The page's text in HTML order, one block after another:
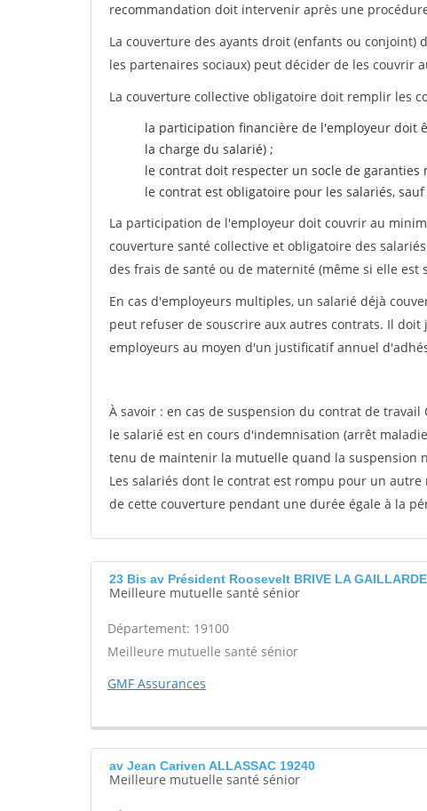
recommandation doit intervenir après une
La couverture des ayants droit (enfants ou
les partenaires sociaux) peut décider de les couvrir
La couverture collective obligatoire doit remplir les
la participation financière de l'employeur doit
la charge du salarié) ;
le contrat doit respecter un socle de
le contrat est obligatoire pour les salariés, sauf
La participation de l'employeur doit couvrir au
couverture santé collective et obligatoire des
des frais de santé ou de maternité (même si elle
En cas d'employeurs multiples, un salarié déjà
peut refuser de souscrire aux autres contrats. Il
employeurs au moyen d'un justificatif annuel
À savoir : en cas de suspension du contrat de
le salarié est en cours d'indemnisation (arrêt
tenu de maintenir la mutuelle quand la suspension
Les salariés dont le contrat est rompu pour un
de cette couverture pendant une durée égale à la
23 Bis av Président Roosevelt BRIVE LA
Meilleure mutuelle santé sénior
Département: 19100
Meilleure mutuelle santé sénior
GMF Assurances
av Jean Cariven ALLASSAC 19240
Meilleure mutuelle santé sénior